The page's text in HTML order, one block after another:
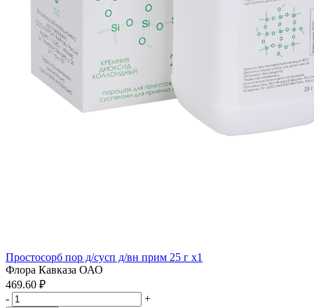
Простосорб пор д/сусп д/вн прим 25 г x1
Флора Кавказа ОАО
469.60 ₽
-
+